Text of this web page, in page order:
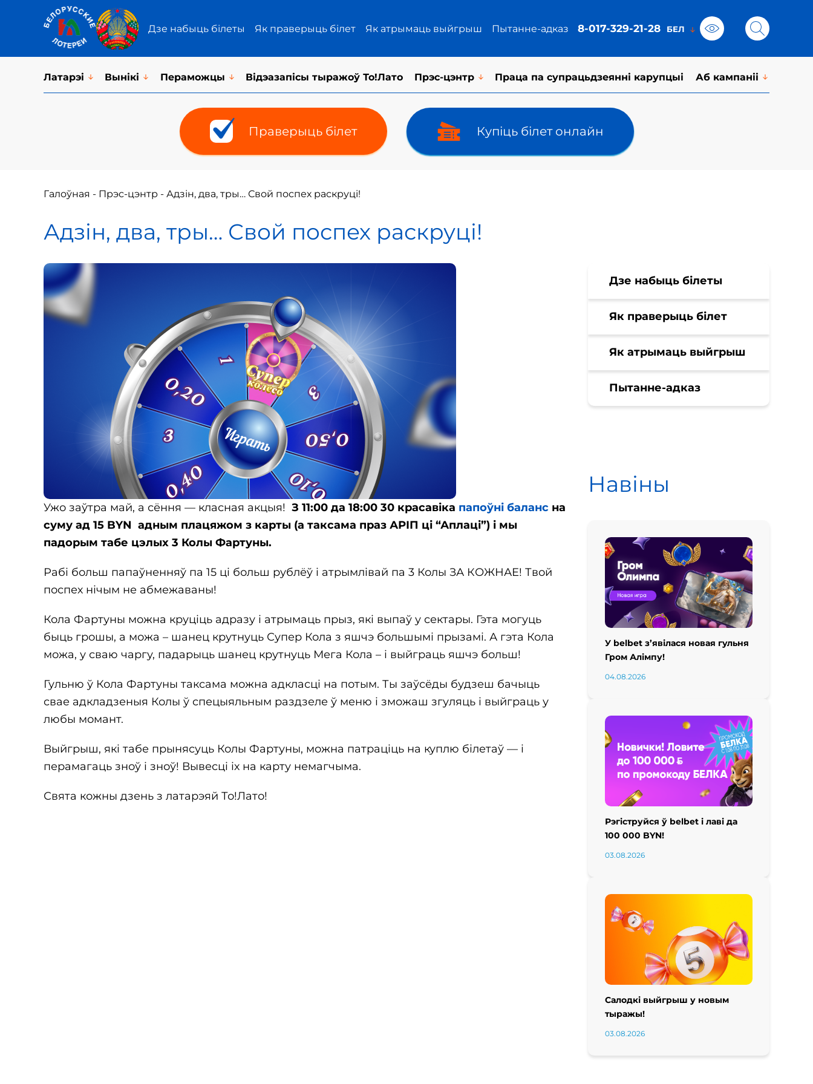
Дзе набыць білеты Як праверыць білет Як атрымаць выйгрыш Пытанне-адказ 8-017-329-21-28
Латарэi Вынікі Пераможцы Відэазапісы тыражоў То!Лато Прэс-цэнтр Праца па супрацьдзеянні карупцыі Аб кампаніі
Праверыць білет Купіць білет онлайн
Галоўная - Прэс-цэнтр - Адзін, два, тры… Свой поспех раскруці!
Адзін, два, тры… Свой поспех раскруці!
Ужо заўтра май, а сёння — класная акцыя! З 11:00 да 18:00 30 красавіка папоўні баланс на
суму ад 15 BYN адным плацяжом з карты (а таксама праз АРІП ці “Аплаці”) і мы
падорым табе цэлых 3 Колы Фартуны.
Рабі больш папаўненняў па 15 ці больш рублёў і атрымлівай па 3 Колы ЗА КОЖНАЕ! Твой
поспех нічым не абмежаваны!
Кола Фартуны можна круціць адразу і атрымаць прыз, які выпаў у сектары. Гэта могуць
быць грошы, а можа – шанец крутнуць Супер Кола з яшчэ большымі прызамі. А гэта Кола
можа, у сваю чаргу, падарыць шанец крутнуць Мега Кола – і выйграць яшчэ больш!
Гульню ў Кола Фартуны таксама можна адкласці на потым. Ты заўсёды будзеш бачыць
свае адкладзеныя Колы ў спецыяльным раздзеле ў меню і зможаш згуляць і выйграць у
любы момант.
Выйгрыш, які табе прынясуць Колы Фартуны, можна патраціць на куплю білетаў — і
перамагаць зноў і зноў! Вывесці іх на карту немагчыма.
Свята кожны дзень з латарэяй То!Лато!
Дзе набыць білеты
Як праверыць білет
Як атрымаць выйгрыш
Пытанне-адказ
Навіны
У belbet з’явілася новая гульня
Гром Алімпу!
04.08.2026
Рэгіструйся ў belbet і лаві да
100 000 BYN!
03.08.2026
Салодкі выйгрыш у новым
тыражы!
03.08.2026